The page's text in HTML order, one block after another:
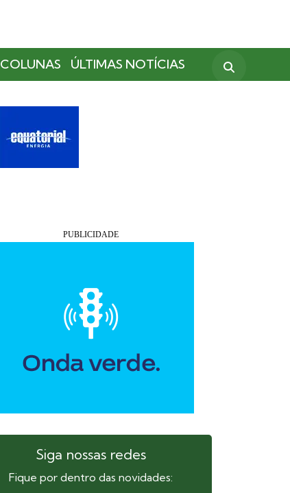
COLUNAS ÚLTIMAS NOTÍCIAS
Siga nossas redes
Fique por dentro das novidades: